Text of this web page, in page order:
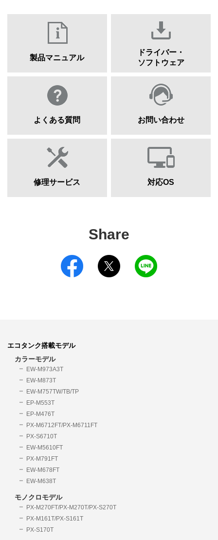
製品マニュアル
ドライバー・
ソフトウェア
よくある質問 お問い合わせ
修理サービス 対応OS
Share
エコタンク搭載モデル
カラーモデル
EW-M973A3T
EW-M873T
EW-M757TW/TB/TP
EP-M553T
EP-M476T
PX-M6712FT/PX-M6711FT
PX-S6710T
EW-M5610FT
PX-M791FT
EW-M678FT
EW-M638T
モノクロモデル
PX-M270FT/PX-M270T/PX-S270T
PX-M161T/PX-S161T
PX-S170T